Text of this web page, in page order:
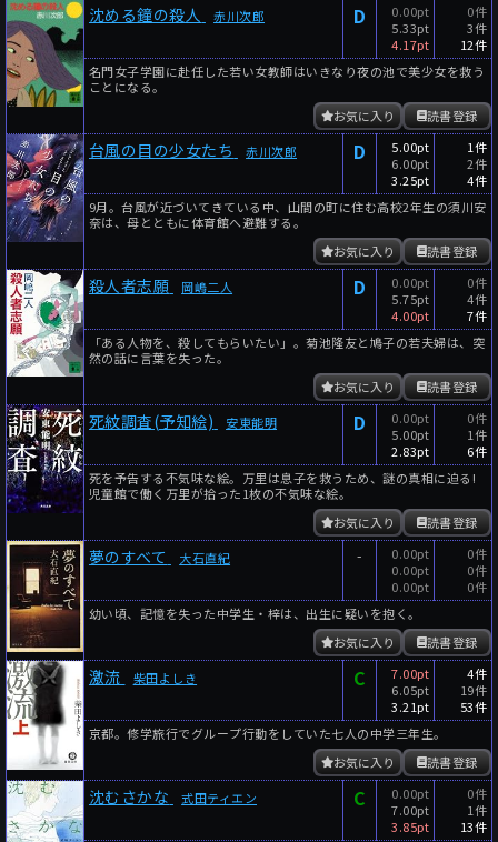
沈める鐘の殺人 赤川次郎 D
0.00pt
5.33pt
4.17pt
0件
3件
12件
名門女子学園に赴任した若い女教師はいきなり夜の池で美少女を救う
ことになる。
読書登録
お気に入り
台風の目の少女たち 赤川次郎 D
5.00pt
6.00pt
3.25pt
1件
2件
4件
9月。台風が近づいてきている中、山間の町に住む高校2年生の須川安
奈は、母とともに体育館へ避難する。
読書登録
お気に入り
殺人者志願 岡嶋二人 D
0.00pt
5.75pt
4.00pt
0件
4件
7件
「ある人物を、殺してもらいたい」。菊池隆友と鳩子の若夫婦は、突
然の話に言葉を失った。
読書登録
お気に入り
死紋調査(予知絵) 安東能明 D
0.00pt
5.00pt
2.83pt
0件
1件
6件
死を予告する不気味な絵。万里は息子を救うため、謎の真相に迫る!
児童館で働く万里が拾った1枚の不気味な絵。
読書登録
お気に入り
夢のすべて 大石直紀 -
0.00pt
0.00pt
0.00pt
0件
0件
0件
幼い頃、記憶を失った中学生・梓は、出生に疑いを抱く。
読書登録
お気に入り
激流 柴田よしき C
7.00pt
6.05pt
3.21pt
4件
19件
53件
京都。修学旅行でグループ行動をしていた七人の中学三年生。
読書登録
お気に入り
沈むさかな 式田ティエン C
0.00pt
7.00pt
3.85pt
0件
1件
13件